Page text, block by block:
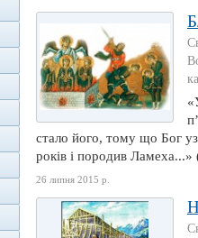
стало його, тому що Бог
років і породив
26 липня 2015 р.